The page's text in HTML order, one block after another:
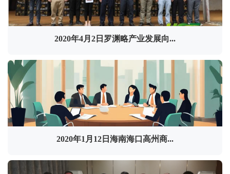
2020年4月2日罗渊略产业发展向...
2020年1月12日海南海口高州商...